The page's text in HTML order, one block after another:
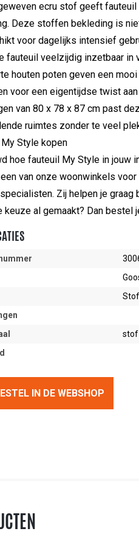
ecru stof geeft
Deze stoffen bekleding is
voor dagelijks intensief
fauteuil veelzijdig inzetbaar in
houten poten geven een
voor een eigentijdse twist
van 80 x 78 x 87 cm past
ruimtes zonder te veel
Style kopen
hoe fauteuil My Style in jouw
van onze woonwinkels
Zij helpen je graag
keuze al gemaakt? Dan bestel
stof
IN DE WEBSHOP